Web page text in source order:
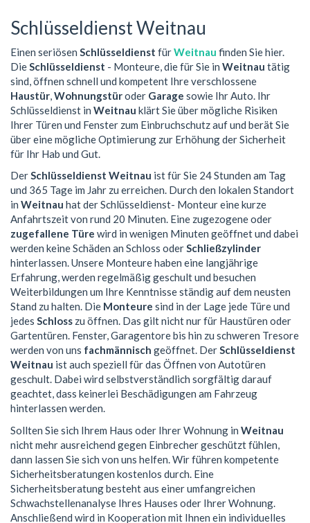
Schlüsseldienst Weitnau
Einen seriösen Schlüsseldienst fürWeitnau finden Sie hier.
DieSchlüsseldienst - Monteure, die für Sie in Weitnau tätig
sind, öffnen schnell und kompetent Ihre verschlossene
Haustür,Wohnungstüroder Garage sowie Ihr Auto. Ihr
Schlüsseldienst in Weitnau klärt Sie über mögliche Risiken
Ihrer Türen und Fenster zum Einbruchschutz auf und berät Sie
über eine mögliche Optimierung zur Erhöhung der Sicherheit
für Ihr Hab und Gut.
DerSchlüsseldienst Weitnau ist für Sie 24 Stunden am Tag
und 365 Tage im Jahr zu erreichen. Durch den lokalen Standort
in Weitnau hat der Schlüsseldienst- Monteur eine kurze
Anfahrtszeit von rund 20 Minuten. Eine zugezogene oder
zugefallene Türe wird in wenigen Minuten geöffnet und dabei
werden keine Schäden an Schloss oderSchließzylinder
hinterlassen. Unsere Monteure haben eine langjährige
Erfahrung, werden regelmäßig geschult und besuchen
Weiterbildungen um Ihre Kenntnisse ständig auf dem neusten
Stand zu halten. Die Monteure sind in der Lage jede Türe und
jedes Schloss zu öffnen. Das gilt nicht nur für Haustüren oder
Gartentüren. Fenster, Garagentore bis hin zu schweren Tresore
werden von uns fachmännisch geöffnet. DerSchlüsseldienst
Weitnau ist auch speziell für das Öffnen von Autotüren
geschult. Dabei wird selbstverständlich sorgfältig darauf
geachtet, dass keinerlei Beschädigungen am Fahrzeug
hinterlassen werden.
Sollten Sie sich Ihrem Haus oder Ihrer Wohnung in Weitnau
nicht mehr ausreichend gegen Einbrecher geschützt fühlen,
dann lassen Sie sich von uns helfen. Wir führen kompetente
Sicherheitsberatungen kostenlos durch. Eine
Sicherheitsberatung besteht aus einer umfangreichen
Schwachstellenanalyse Ihres Hauses oder Ihrer Wohnung.
Anschließend wird in Kooperation mit Ihnen ein individuelles